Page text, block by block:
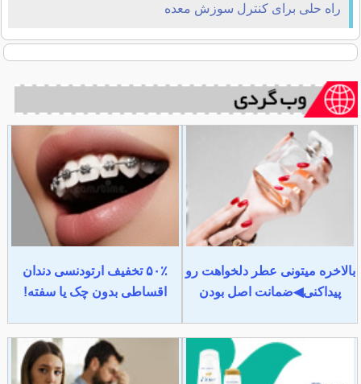
راه حلی برای کنترل سوزش معده
بالاخره میتونی عطر دلخواهت رو
پیداکنی◀ضمانت اصل بودن
۵۰٪ تخفیف ارتودنسی دندان
اقساطی بدون چک یا سفته!